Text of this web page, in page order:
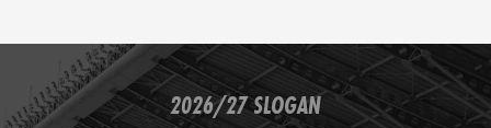
2026/27 SLOGAN